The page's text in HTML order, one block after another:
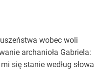
wobec woli
archanioła Gabriela:
się stanie według słowa